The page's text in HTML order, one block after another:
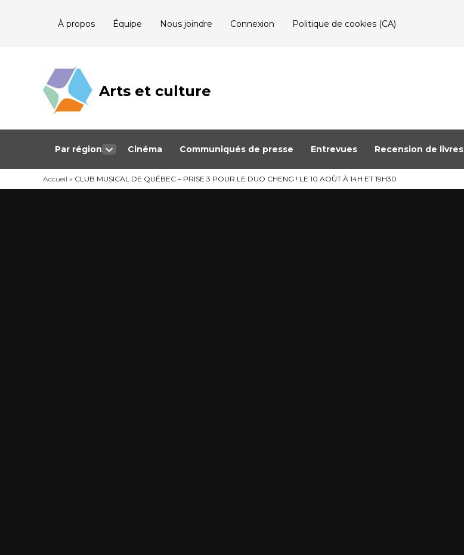
À propos Équipe Nous joindre Connexion Politique de cookies (CA)
Arts et culture
Journalisme
Québec
Par région
dropdown
menu
Cinéma Communiqués de presse Entrevues Recension de livres
Accueil » CLUB MUSICAL DE QUÉBEC – PRISE 3 POUR LE DUO CHENG ! LE 10 AOÛT À 14H ET 19H30